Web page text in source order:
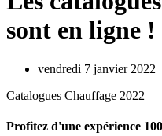
sont en ligne !
vendredi 7 janvier 2022
Catalogues Chauffage 2022
Profitez d'une expérience